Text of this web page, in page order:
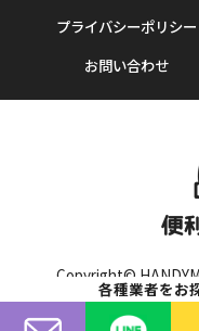
プライバシーポリシー
お問い合わせ
Copyright©
各種業者をお